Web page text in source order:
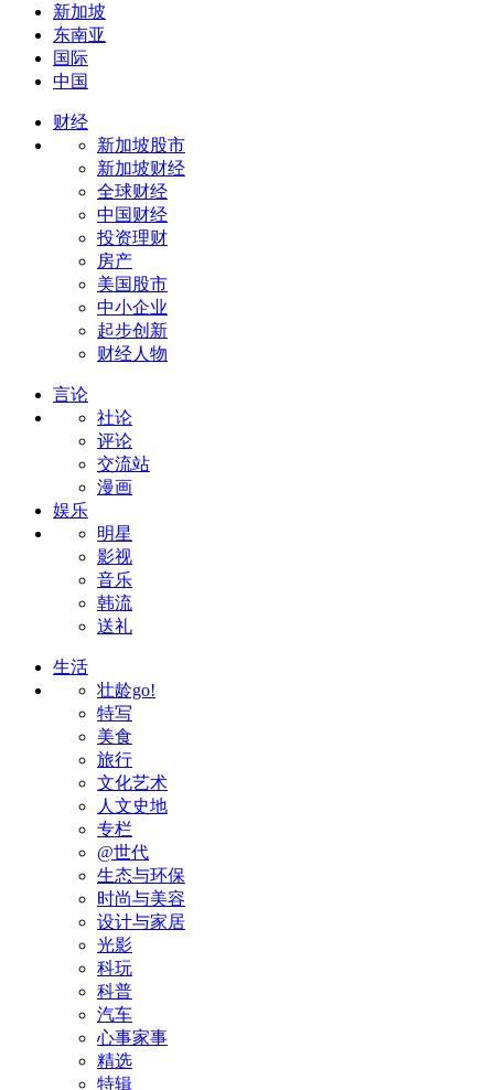
新加坡
东南亚
国际
中国
财经
新加坡股市
新加坡财经
全球财经
中国财经
投资理财
房产
美国股市
中小企业
起步创新
财经人物
言论
社论
评论
交流站
漫画
娱乐
明星
影视
音乐
韩流
送礼
生活
壮龄go!
特写
美食
旅行
文化艺术
人文史地
专栏
@世代
生态与环保
时尚与美容
设计与家居
光影
科玩
科普
汽车
心事家事
精选
特辑